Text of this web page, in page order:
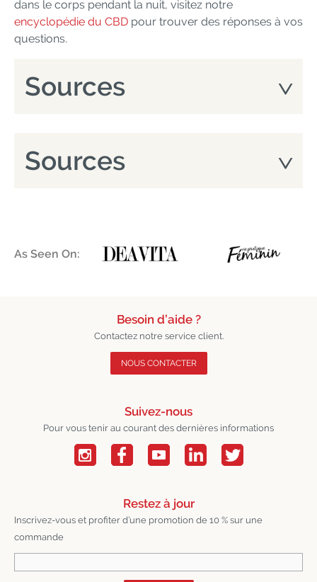
dans le corps pendant la nuit, visitez notre
encyclopédie du CBD pour trouver des réponses à vos
questions.
Sources
Sources
As Seen On:
Besoin d’aide ?
Contactez notre service client.
NOUS CONTACTER
Suivez-nous
Pour vous tenir au courant des dernières informations
Restez à jour
Inscrivez-vous et profiter d’une promotion de 10 % sur une
commande